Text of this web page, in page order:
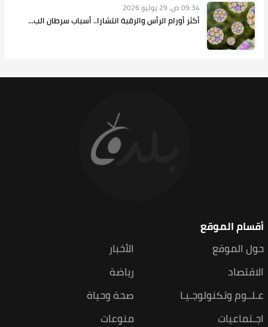
09:34 ص, 29 يوليو 2026
أكثر أورام الرأس والرقبة انتشارا.. أسباب سرطان الب...
أقسام الموقع
حول الموقع
الأخبار
الاقتصاد
رياضة
عـلــوم وتكنولوجـيـا
صحة وحياة
اجـتماعيات
منوعات